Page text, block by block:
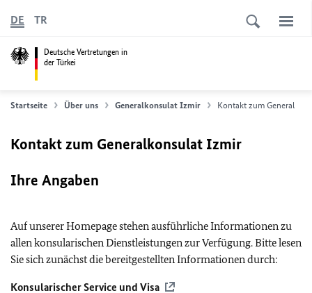
Deutsche Vertretungen in
der Türkei
DE TR
Startseite Über uns Generalkonsulat Izmir Kontakt zum
Kontakt zum Generalkonsulat Izmir
Ihre Angaben
Auf unserer Homepage stehen ausführliche Informationen zu
allen konsularischen Dienstleistungen zur Verfügung. Bitte lesen
Sie sich zunächst die bereitgestellten Informationen durch:
Konsularischer Service und Visa